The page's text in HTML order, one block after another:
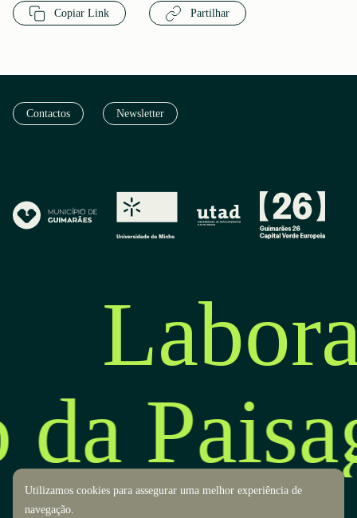
Copiar Link Partilhar
Contactos Newsletter
Utilizamos cookies para assegurar uma melhor experiência de
navegação.